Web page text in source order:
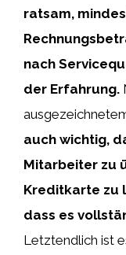
ratsam,
nach
der Erfahrung.
auch wichtig,
Mitarbeiter zu
Kreditkarte zu
dass es
Letztendlich ist